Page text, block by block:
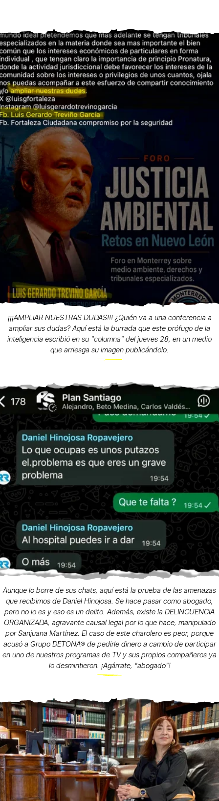
¡¡¡AMPLIAR NUESTRAS DUDAS!!! ¿Quién va a una conferencia a
ampliar sus dudas? Aquí está la burrada que este prófugo de la
inteligencia escribió en su "columna" del jueves 28, en un medio
que arriesga su imagen publicándolo.
Aunque lo borre de sus chats, aquí está la prueba de las amenazas
que recibimos de Daniel Hinojosa. Se hace pasar como abogado,
pero no lo es y eso es un delito. Además, existe la DELINCUENCIA
ORGANIZADA, agravante causal legal por lo que hace, manipulado
por Sanjuana Martínez. El caso de este charolero es peor, porque
acusó a Grupo DETONA® de pedirle dinero a cambio de participar
en uno de nuestros programas de TV y sus propios compañeros ya
lo desmintieron. ¡Agárrate, "abogado"!